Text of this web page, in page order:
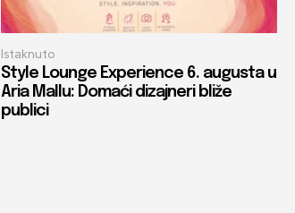
Istaknuto
Style Lounge Experience 6. augusta u
Aria Mallu: Domaći dizajneri bliže
publici